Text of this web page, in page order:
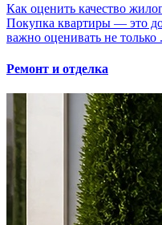
Как оценить качество
Покупка квартиры — это
важно оценивать не только
Ремонт и отделка